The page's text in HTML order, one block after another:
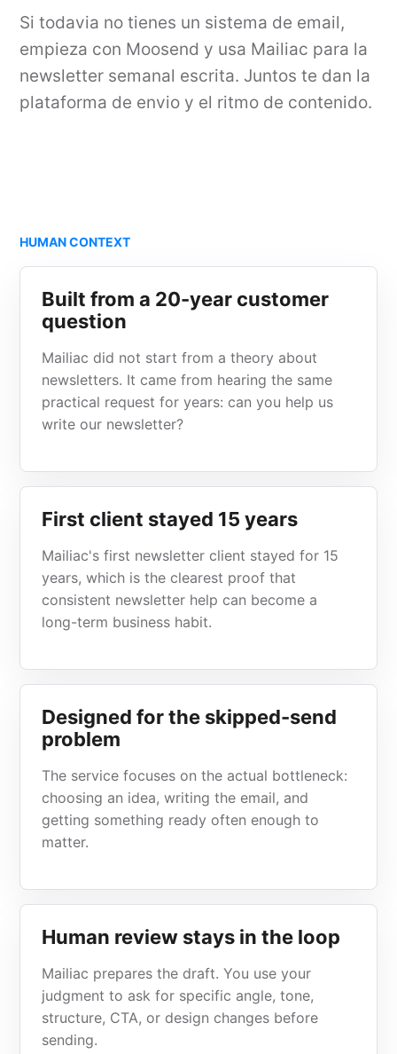
Si todavia no tienes un sistema de email,
empieza con Moosend y usa Mailiac para la
newsletter semanal escrita. Juntos te dan la
plataforma de envio y el ritmo de contenido.
HUMAN CONTEXT
Built from a 20-year customer
question
Mailiac did not start from a theory about
newsletters. It came from hearing the same
practical request for years: can you help us
write our newsletter?
First client stayed 15 years
Mailiac's first newsletter client stayed for 15
years, which is the clearest proof that
consistent newsletter help can become a
long-term business habit.
Designed for the skipped-send
problem
The service focuses on the actual bottleneck:
choosing an idea, writing the email, and
getting something ready often enough to
matter.
Human review stays in the loop
Mailiac prepares the draft. You use your
judgment to ask for specific angle, tone,
structure, CTA, or design changes before
sending.